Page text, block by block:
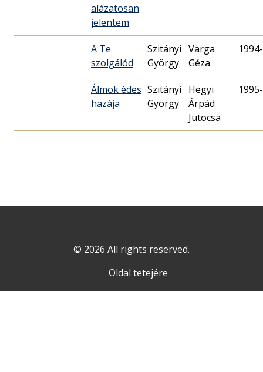
alázatosan
jelentem
A Te
szolgálód
Szitányi
György
Varga
Géza
Álmok édes
hazája
Szitányi
György
Hegyi
Árpád
Jutocsa
© 2026 All rights reserved.
Oldal tetejére